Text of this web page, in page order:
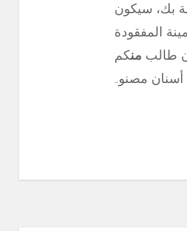
بك، سيكون
المفقودة
طالب منكم
أسنان مصنو…